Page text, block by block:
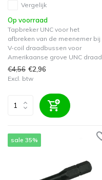
Vergelijk
Op voorraad
Tapbreker UNC voor het
afbreken van de meenemer bij
V-coil draadbussen voor
Amerikaanse grove UNC draad.
€4,56 €2,96
Excl. btw
sale 35%